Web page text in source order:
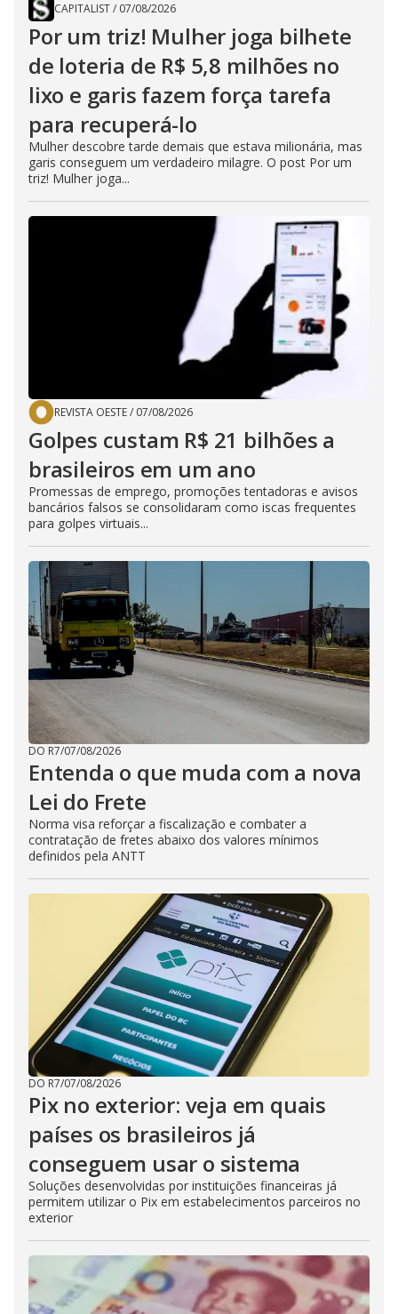
CAPITALIST/ 07/08/2026
Por um triz! Mulher joga bilhete
de loteria de R$ 5,8 milhões no
lixo e garis fazem força tarefa
para recuperá-lo
Mulher descobre tarde demais que estava milionária, mas
garis conseguem um verdadeiro milagre. O post Por um
triz! Mulher joga...
REVISTA OESTE/ 07/08/2026
Golpes custam R$ 21 bilhões a
brasileiros em um ano
Promessas de emprego, promoções tentadoras e avisos
bancários falsos se consolidaram como iscas frequentes
para golpes virtuais...
DO R7/07/08/2026
Entenda o que muda com a nova
Lei do Frete
Norma visa reforçar a fiscalização e combater a
contratação de fretes abaixo dos valores mínimos
definidos pela ANTT
DO R7/07/08/2026
Pix no exterior: veja em quais
países os brasileiros já
conseguem usar o sistema
Soluções desenvolvidas por instituições financeiras já
permitem utilizar o Pix em estabelecimentos parceiros no
exterior